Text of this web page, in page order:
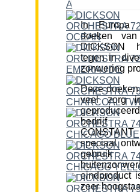
In Europa
doeken
DICKSON
tegen in
zonwering
Deze
veel zorg
bedrijf
speciaal
eindproduct
zeer